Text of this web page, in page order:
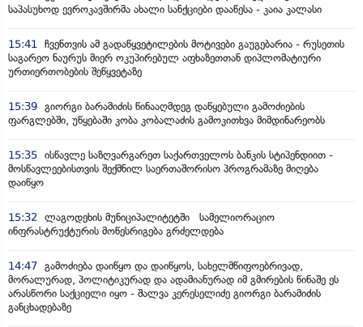
საპასუხოდ ევროკავშირმა ახალი სანქციები დააწესა - კაია კალასი
15:41 ჩვენთვის ამ გადაწყვეტილების მოტივები გაუგებარია - რუსეთის
საგარეო ნაურუს მიერ ოკუპირებულ აფხაზეთთან დიპლომატიური
ურთიერთობების შეწყვეტაზე
15:39 გიორგი ბარამიძის წინააღმდეგ დაწყებული გამოძიების
ფარგლებში, უწყებაში კობა კობალაძის გამოკითხვა მიმდინარეობს
15:35 ისწავლე საზღვარგარეთ საქართველოს ბანკის სტიპენდიით -
მოსწავლეებისთვის შექმნილ საერთაშორისო პროგრამაზე მიღება
დაიწყო
15:32 ლაგოდეხის მუნიციპალიტეტში სამელიორაციო
ინფრასტრუქტურის მოწესრიგება გრძელდება
14:47 გამოძიება დაიწყო და დაიწყოს, სახელმწიფოებრივად,
მორალურად, პოლიტიკურად და ადამიანურად იმ გმირების წინაშე ეს
არასწორი საქციელი იყო - შალვა კერესელიძე გიორგი ბარამიძის
განცხადებაზე